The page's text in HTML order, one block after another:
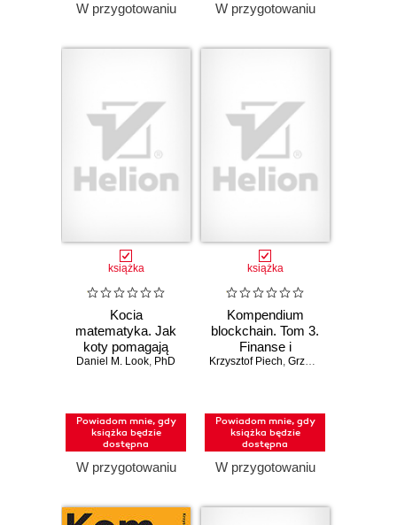
W przygotowaniu W przygotowaniu
książka
Kocia
matematyka. Jak
koty pomagają
zrozumieć liczby,
Daniel M. Look, PhD
Powiadom mnie, gdy
książka będzie
dostępna
W przygotowaniu
książka
Kompendium
blockchain. Tom 3.
Finanse i
inwestycje
Krzysztof Piech, Grzegorz Sobiecki
Powiadom mnie, gdy
książka będzie
dostępna
W przygotowaniu